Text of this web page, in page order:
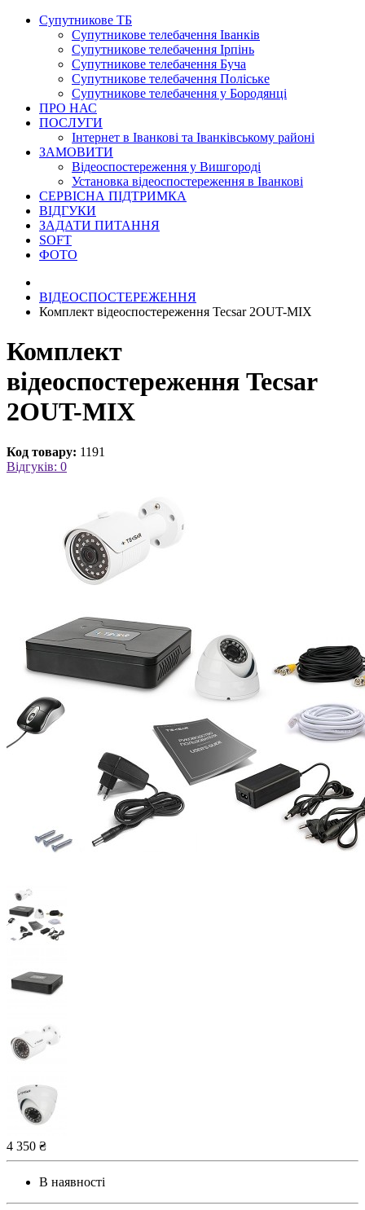
Супутникове ТБ
Супутникове телебачення Іванків
Супутникове телебачення Ірпінь
Супутникове телебачення Буча
Супутникове телебачення Поліське
Супутникове телебачення у Бородянці
ПРО НАС
ПОСЛУГИ
Інтернет в Іванкові та Іванківському районі
ЗАМОВИТИ
Відеоспостереження у Вишгороді
Установка відеоспостереження в Іванкові
СЕРВІСНА ПІДТРИМКА
ВІДГУКИ
ЗАДАТИ ПИТАННЯ
SOFT
ФОТО
ВІДЕОСПОСТЕРЕЖЕННЯ
Комплект відеоспостереження Tecsar 2OUT-MIX
Комплект
відеоспостереження Tecsar
2OUT-MIX
Код товару: 1191
Відгуків: 0
4 350 ₴
В наявності